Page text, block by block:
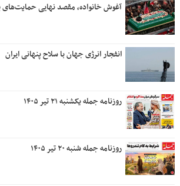
آغوش خانواده، مقصد نهایی
انفجار انرژی جهان با سلاح پنهانی ایران
روزنامه جمله یکشنبه ۲۱ تیر ۱۴۰۵
روزنامه جمله شنبه ۲۰ تیر ۱۴۰۵